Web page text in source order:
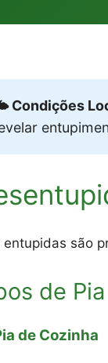
Condições
entupidas são
de Pia
de Cozinha